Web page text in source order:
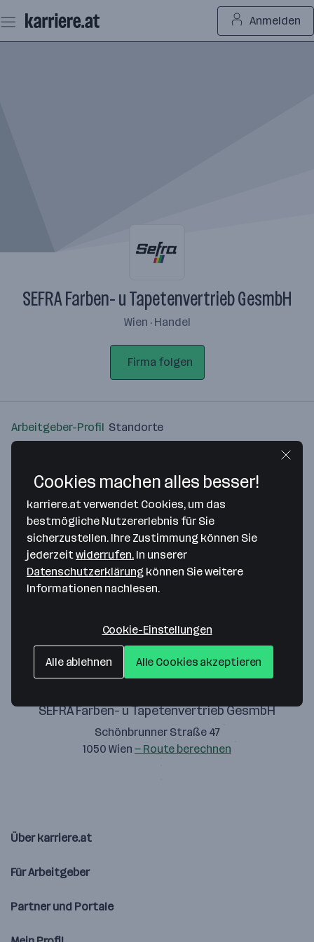
Seiteninhalt
springen
Anmelden
SEFRA Farben- u Tapetenvertrieb GesmbH
Wien · Handel
Firma folgen
Arbeitgeber-Profil Standorte
Bitte stimme unseren Cookie-
Richtlinien zu, um diese Karte
anzuzeigen.
SEFRA Farben- u Tapetenvertrieb GesmbH
Schönbrunner Straße 47
1050 Wien — Route berechnen
Über karriere.at
Für Arbeitgeber
Partner und Portale
Cookies machen alles besser!
karriere.at verwendet Cookies, um das
bestmögliche Nutzererlebnis für Sie
sicherzustellen. Ihre Zustimmung können Sie
jederzeitwiderrufen. In unserer
Datenschutzerklärung können Sie weitere
Informationen nachlesen.
Cookie-Einstellungen
Alle ablehnen Alle Cookies akzeptieren